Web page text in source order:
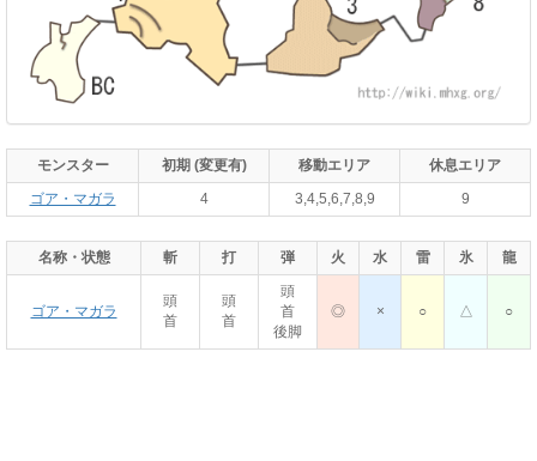
モンスター 初期 (変更有) 移動エリア
休息エリア
ゴア・マガラ
4 3,4,5,6,7,8,9 9
名称・状態 斬 打 弾 火 水 雷 氷 龍
ゴア・マガラ
頭
首
頭
首
頭
首
後脚
◎ × ○ △ ○